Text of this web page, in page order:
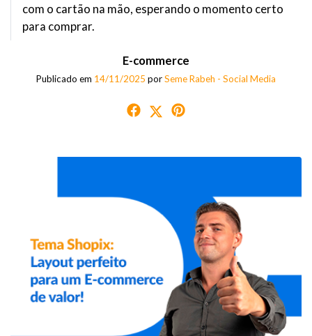
com o cartão na mão, esperando o momento certo
para comprar.
E-commerce
Publicado em 14/11/2025 porSeme Rabeh - Social Media